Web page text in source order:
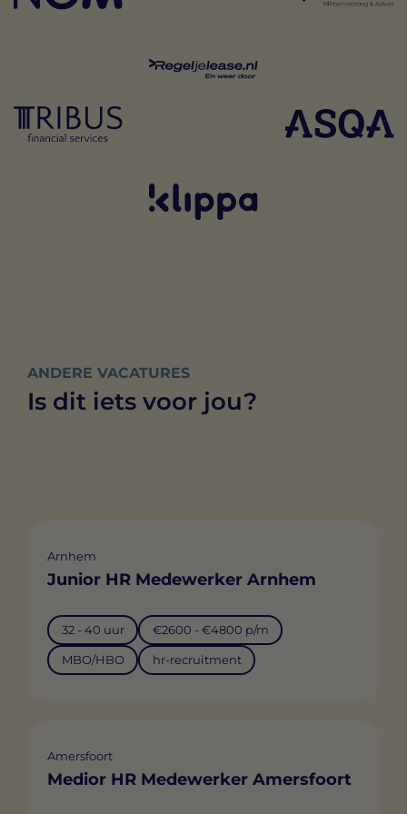
ANDERE VACATURES
Is dit iets voor jou?
Arnhem
Junior HR Medewerker Arnhem
32 - 40 uur €2600 - €4800 p/m
MBO/HBO hr-recruitment
Amersfoort
Medior HR Medewerker Amersfoort